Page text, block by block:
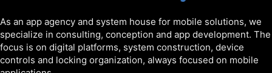
As an app agency and system house for mobile solutions, we
specialize in consulting, conception and app development. The
focus is on digital platforms, system construction, device
controls and locking organization, always focused on mobile